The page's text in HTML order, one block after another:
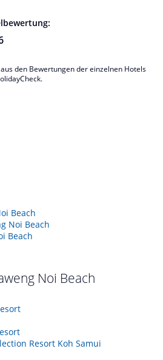
den Bewertungen der einzelnen Hotels
Beach
Noi Beach
Beach
Noi Beach
Resort Koh Samui